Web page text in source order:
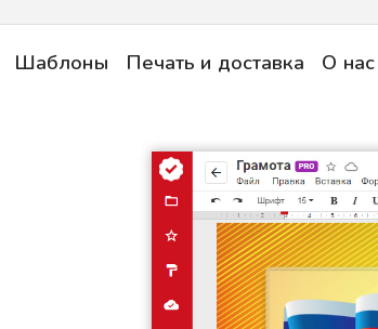
Шаблоны Печать и доставка О нас